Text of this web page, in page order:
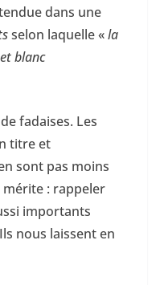
dans une
selon laquelle «la
blanc
fadaises. Les
titre et
sont pas moins
mérite : rappeler
importants
nous laissent en